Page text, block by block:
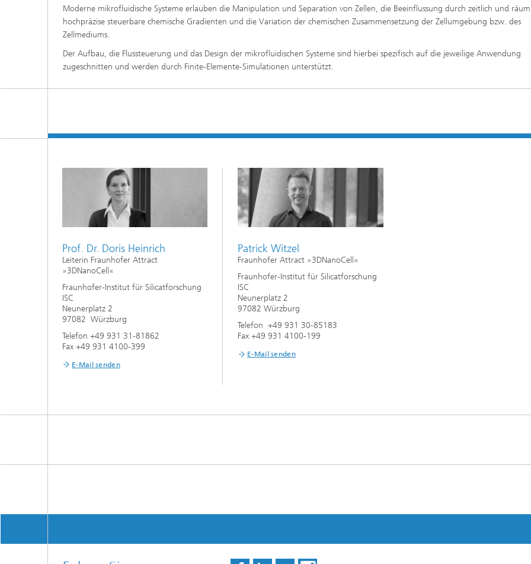
Moderne mikrofluidische Systeme erlauben die Manipulation und Separation von Zellen, die Beeinflussung durch zeitlich und
hochpräzise steuerbare chemische Gradienten und die Variation der chemischen Zusammensetzung der Zellumgebung bzw. des
Zellmediums.
Der Aufbau, die Flussteuerung und das Design der mikrofluidischen Systeme sind hierbei spezifisch auf die jeweilige Anwendung
zugeschnitten und werden durch Finite-Elemente-Simulationen unterstützt.
Prof. Dr. Doris Heinrich
Leiterin Fraunhofer Attract
»3DNanoCell«
Fraunhofer-Institut für Silicatforschung
ISC
Neunerplatz 2
97082 Würzburg
Telefon +49 931 31-81862
Fax +49 931 4100-399
E-Mail senden
Patrick Witzel
Fraunhofer Attract »3DNanoCell«
Fraunhofer-Institut für Silicatforschung
ISC
Neunerplatz 2
97082 Würzburg
Telefon +49 931 30-85183
Fax +49 931 4100-199
E-Mail senden